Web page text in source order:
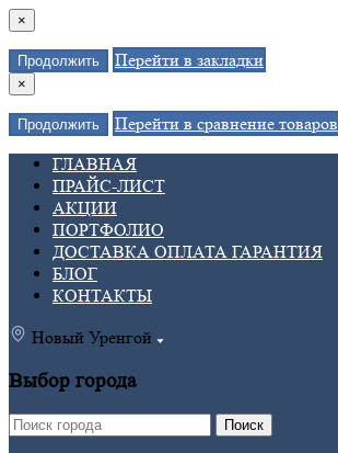
×
Продолжить Перейти в закладки
×
Продолжить
Перейти в сравнение товаров
ГЛАВНАЯ
ПРАЙС-ЛИСТ
АКЦИИ
ПОРТФОЛИО
ДОСТАВКА ОПЛАТА ГАРАНТИЯ
БЛОГ
КОНТАКТЫ
Новый Уренгой
Выбор города
Поиск